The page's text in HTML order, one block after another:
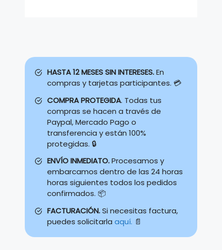
HASTA 12 MESES SIN INTERESES.En
compras y tarjetas participantes. 💳
COMPRA PROTEGIDA. Todas tus
compras se hacen a través de
Paypal, Mercado Pago o
transferencia y están 100%
protegidas. 🔒
ENVÍO INMEDIATO.Procesamos y
embarcamos dentro de las 24 horas
horas siguientes todos los pedidos
confirmados. 📦
FACTURACIÓN.Si necesitas factura,
puedes solicitarla aquí. 📄